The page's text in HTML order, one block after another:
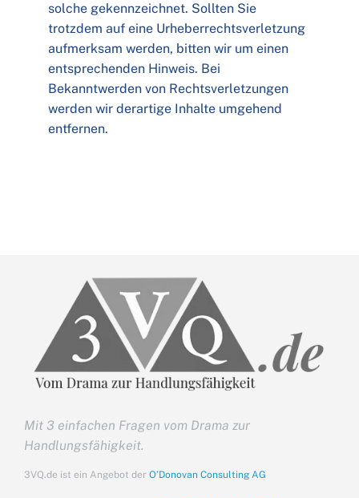
solche gekennzeichnet. Sollten Sie
trotzdem auf eine Urheberrechtsverletzung
aufmerksam werden, bitten wir um einen
entsprechenden Hinweis. Bei
Bekanntwerden von Rechtsverletzungen
werden wir derartige Inhalte umgehend
entfernen.
Mit 3 einfachen Fragen vom Drama zur
Handlungsfähigkeit.
3VQ.de ist ein Angebot der O’Donovan Consulting AG